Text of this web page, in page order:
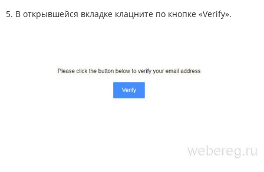
5. В открывшейся вкладке клацните по кнопке «Verify».